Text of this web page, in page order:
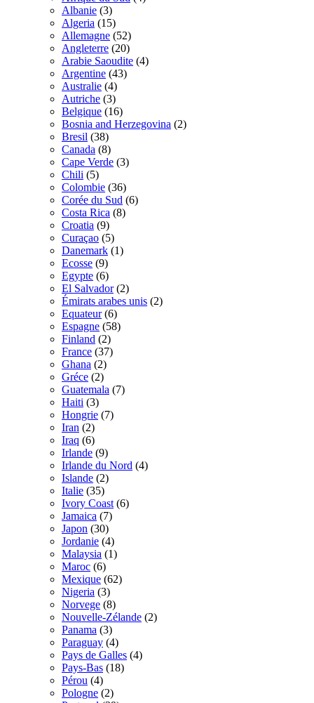
Albanie (3)
Algeria (15)
Allemagne (52)
Angleterre (20)
Arabie Saoudite (4)
Argentine (43)
Australie (4)
Autriche (3)
Belgique (16)
Bosnia and Herzegovina (2)
Bresil (38)
Canada (8)
Cape Verde (3)
Chili (5)
Colombie (36)
Corée du Sud (6)
Costa Rica (8)
Croatia (9)
Curaçao (5)
Danemark (1)
Ecosse (9)
Egypte (6)
El Salvador (2)
Émirats arabes unis (2)
Equateur (6)
Espagne (58)
Finland (2)
France (37)
Ghana (2)
Gréce (2)
Guatemala (7)
Haiti (3)
Hongrie (7)
Iran (2)
Iraq (6)
Irlande (9)
Irlande du Nord (4)
Islande (2)
Italie (35)
Ivory Coast (6)
Jamaica (7)
Japon (30)
Jordanie (4)
Malaysia (1)
Maroc (6)
Mexique (62)
Nigeria (3)
Norvege (8)
Nouvelle-Zélande (2)
Panama (3)
Paraguay (4)
Pays de Galles (4)
Pays-Bas (18)
Pérou (4)
Pologne (2)